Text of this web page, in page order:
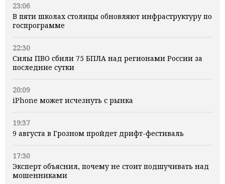
23:06
В пяти школах столицы обновляют инфраструктуру по
госпрограмме
22:30
Силы ПВО сбили 75 БПЛА над регионами России за
последние сутки
20:09
iPhone может исчезнуть с рынка
19:37
9 августа в Грозном пройдет дрифт-фестиваль
17:30
Эксперт объяснил, почему не стоит подшучивать над
мошенниками